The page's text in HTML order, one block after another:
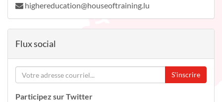
highereducation@houseoftraining.lu
Flux social
S'inscrire
Participez sur Twitter